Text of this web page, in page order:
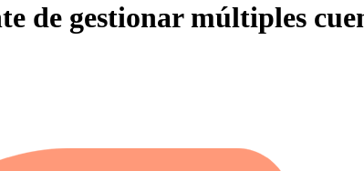
de gestionar múltiples